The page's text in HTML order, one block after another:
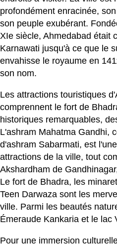
profondément enracinée,
son peuple exubérant.
XIe siècle, Ahmedabad était
Karnawati jusqu'à ce que le
envahisse le royaume en
son nom.
Les attractions touristiques
comprennent le fort de
historiques remarquables,
L'ashram Mahatma Gandhi,
d'ashram Sabarmati, est
attractions de la ville, tout
Akshardham de
Le fort de Bhadra, les
Teen Darwaza sont les
ville. Parmi les beautés
Émeraude Kankaria et le lac
Pour une immersion